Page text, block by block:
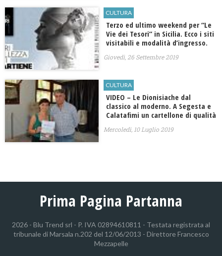
CULTURA
Terzo ed ultimo weekend per “Le
Vie dei Tesori” in Sicilia. Ecco i siti
visitabili e modalità d’ingresso.
Giovedì, 26 Settembre 2019
CULTURA
VIDEO – Le Dionisiache dal
classico al moderno. A Segesta e
Calatafimi un cartellone di qualità
Mercoledì, 10 Luglio 2019
Prima Pagina Partanna
2026 - Blu Trend srl - P. IVA 02894610811 - Testata registrata al
tribunale di Marsala n.202 del 12/06/2013 - Direttore Francesco
Mezzapelle